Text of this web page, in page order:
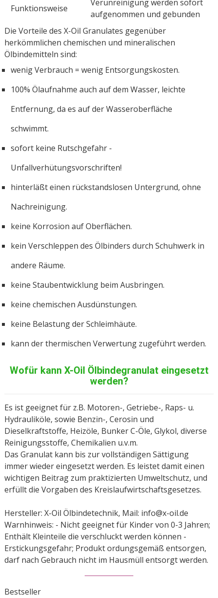
Funktionsweise
Verunreinigung werden sofort
aufgenommen und gebunden
Die Vorteile des X-Oil Granulates gegenüber
herkömmlichen chemischen und mineralischen
Ölbindemitteln sind:
wenig Verbrauch = wenig Entsorgungskosten.
100% Ölaufnahme auch auf dem Wasser, leichte
Entfernung, da es auf der Wasseroberfläche
schwimmt.
sofort keine Rutschgefahr -
Unfallverhütungsvorschriften!
hinterläßt einen rückstandslosen Untergrund, ohne
Nachreinigung.
keine Korrosion auf Oberflächen.
kein Verschleppen des Ölbinders durch Schuhwerk in
andere Räume.
keine Staubentwicklung beim Ausbringen.
keine chemischen Ausdünstungen.
keine Belastung der Schleimhäute.
kann der thermischen Verwertung zugeführt werden.
Wofür kann X-Oil Ölbindegranulat eingesetzt
werden?
Es ist geeignet für z.B. Motoren-, Getriebe-, Raps- u.
Hydrauliköle, sowie Benzin-, Cerosin und
Dieselkraftstoffe, Heizöle, Bunker C-Öle, Glykol, diverse
Reinigungsstoffe, Chemikalien u.v.m.
Das Granulat kann bis zur vollständigen Sättigung
immer wieder eingesetzt werden. Es leistet damit einen
wichtigen Beitrag zum praktizierten Umweltschutz, und
erfüllt die Vorgaben des Kreislaufwirtschaftsgesetzes.
Hersteller: X-Oil Ölbindetechnik, Mail: info@x-oil.de
Warnhinweis: - Nicht geeignet für Kinder von 0-3 Jahren;
Enthält Kleinteile die verschluckt werden können -
Erstickungsgefahr; Produkt ordungsgemäß entsorgen,
darf nach Gebrauch nicht im Hausmüll entsorgt werden.
Bestseller